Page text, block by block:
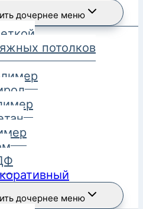
дочернее меню
потолков
дочернее меню